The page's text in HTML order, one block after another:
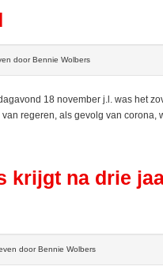
door Bennie Wolbers
18 november j.l. was het
regeren, als gevolg van
krijgt na drie
door Bennie Wolbers